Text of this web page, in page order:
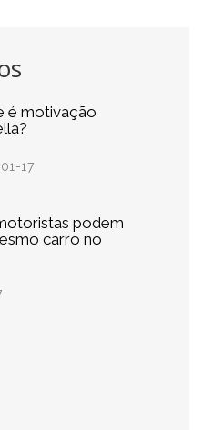
é motivação
17
podem
carro no